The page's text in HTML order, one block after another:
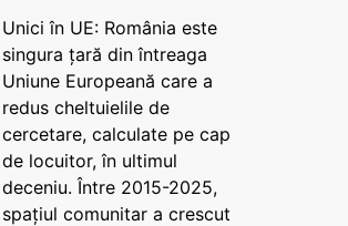
Unici în UE: România este
singura țară din întreaga
Uniune Europeană care a
redus cheltuielile de
cercetare, calculate pe cap
de locuitor, în ultimul
deceniu. Între 2015-2025,
spațiul comunitar a crescut